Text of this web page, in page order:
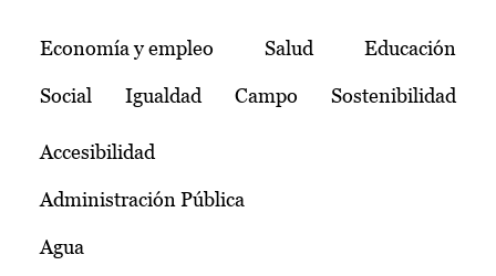
Temas
Economía y empleo Salud Educación
Social Igualdad Campo Sostenibilidad
Accesibilidad
Administración Pública
Agua